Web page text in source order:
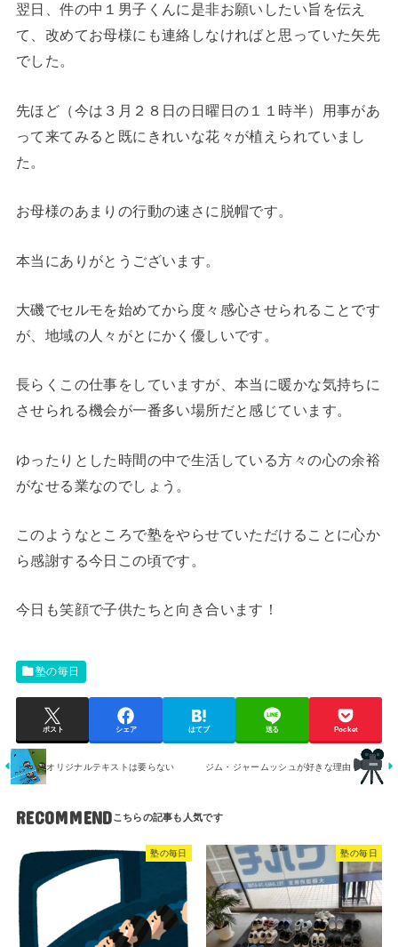
翌日、件の中１男子くんに是非お願いしたい旨を伝え
て、改めてお母様にも連絡しなければと思っていた矢先
でした。
先ほど（今は３月２８日の日曜日の１１時半）用事があ
って来てみると既にきれいな花々が植えられていまし
た。
お母様のあまりの行動の速さに脱帽です。
本当にありがとうございます。
大磯でセルモを始めてから度々感心させられることです
が、地域の人々がとにかく優しいです。
長らくこの仕事をしていますが、本当に暖かな気持ちに
させられる機会が一番多い場所だと感じています。
ゆったりとした時間の中で生活している方々の心の余裕
がなせる業なのでしょう。
このようなところで塾をやらせていただけることに心か
ら感謝する今日この頃です。
今日も笑顔で子供たちと向き合います！
塾の毎日
ポスト シェア はてブ 送る Pocket
オリジナルテキストは要らない ジム・ジャームッシュが好きな理由
RECOMMEND
塾の毎日 塾の毎日